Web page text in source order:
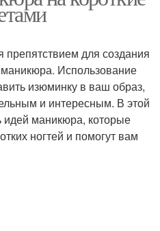
узором
Дизайны для
трёхцветного маникюра
препятствием для создания
маникюра. Использование
изюминку в ваш образ,
и интересным. В этой
идей маникюра, которые
ногтей и помогут вам